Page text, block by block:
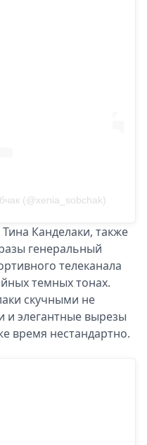
(@xenia_sobchak)
Канделаки, также
генеральный
телеканала
темных тонах.
скучными не
и элегантные вырезы
время нестандартно.